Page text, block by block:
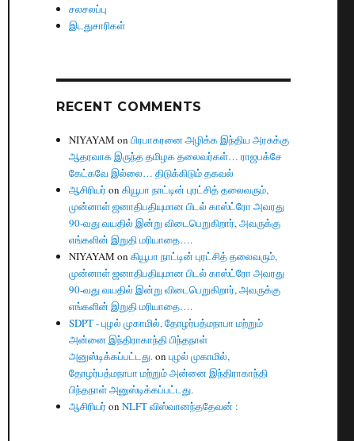
சலசலப்பு
இடதுசாரிகள்
RECENT COMMENTS
NIYAYAM onபிரபாகரனை அழிக்க இந்திய அரசுக்கு
ஆதரவாக இருந்த தமிழக தலைவர்கள்… ராஜபக்சே
கேட்கவே இல்லை… திடுக்கிடும் தகவல்
ஆசிரியர் onகியூபா நாட்டின் புரட்சித் தலைவரும்,
முன்னாள் ஜனாதிபதியுமான பிடல் காஸ்ட்ரோ அவரது
90-வது வயதில் இன்று விடைபெறுகிறார், அவருக்கு
எங்களின் இறுதி மரியாதை….
NIYAYAM onகியூபா நாட்டின் புரட்சித் தலைவரும்,
முன்னாள் ஜனாதிபதியுமான பிடல் காஸ்ட்ரோ அவரது
90-வது வயதில் இன்று விடைபெறுகிறார், அவருக்கு
எங்களின் இறுதி மரியாதை….
SDPT - புழல் முகாமில், தோழர்பத்மநாபா மற்றும்
அன்னை இந்திராகாந்தி பிந்தநாள்
அனுஸ்டிக்கப்பட்டது.onபுழல் முகாமில்,
தோழர்பத்மநாபா மற்றும் அன்னை இந்திராகாந்தி
பிந்தநாள் அனுஸ்டிக்கப்பட்டது.
ஆசிரியர் onNLFT விஸ்வானந்ததேவன் :